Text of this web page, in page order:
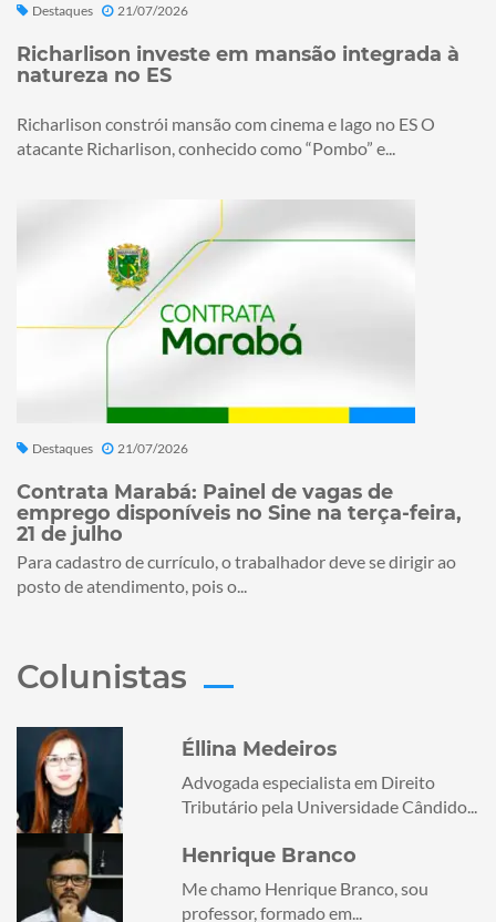
Destaques 21/07/2026
Richarlison investe em mansão integrada à
natureza no ES
Richarlison constrói mansão com cinema e lago no ES O
atacante Richarlison, conhecido como “Pombo” e...
Destaques 21/07/2026
Contrata Marabá: Painel de vagas de
emprego disponíveis no Sine na terça-feira,
21 de julho
Para cadastro de currículo, o trabalhador deve se dirigir ao
posto de atendimento, pois o...
Colunistas
Éllina Medeiros
Advogada especialista em Direito
Tributário pela Universidade Cândido...
Henrique Branco
Me chamo Henrique Branco, sou
professor, formado em...